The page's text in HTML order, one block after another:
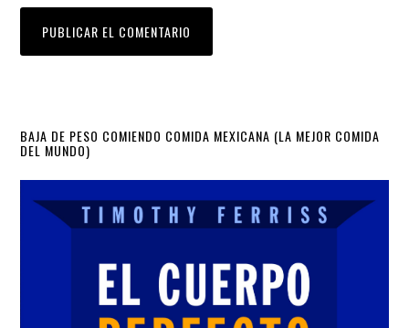
Primary
Sidebar
BAJA DE PESO COMIENDO COMIDA MEXICANA (LA MEJOR COMIDA
DEL MUNDO)